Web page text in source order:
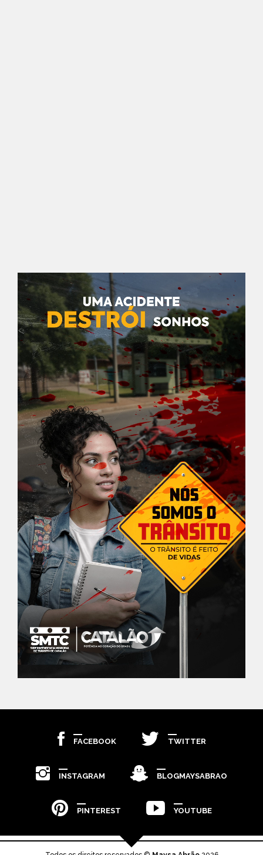
FACEBOOK TWITTER
INSTAGRAM BLOGMAYSABRAO
PINTEREST YOUTUBE